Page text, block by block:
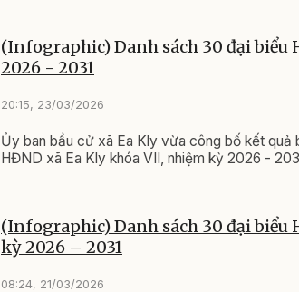
(Infographic) Danh sách 30 đại biểu
2026 - 2031
20:15, 23/03/2026
Ủy ban bầu cử xã Ea Kly vừa công bố kết
HĐND xã Ea Kly khóa VII, nhiệm kỳ 2026 -
(Infographic) Danh sách 30 đại biểu
kỳ 2026 – 2031
08:24, 21/03/2026